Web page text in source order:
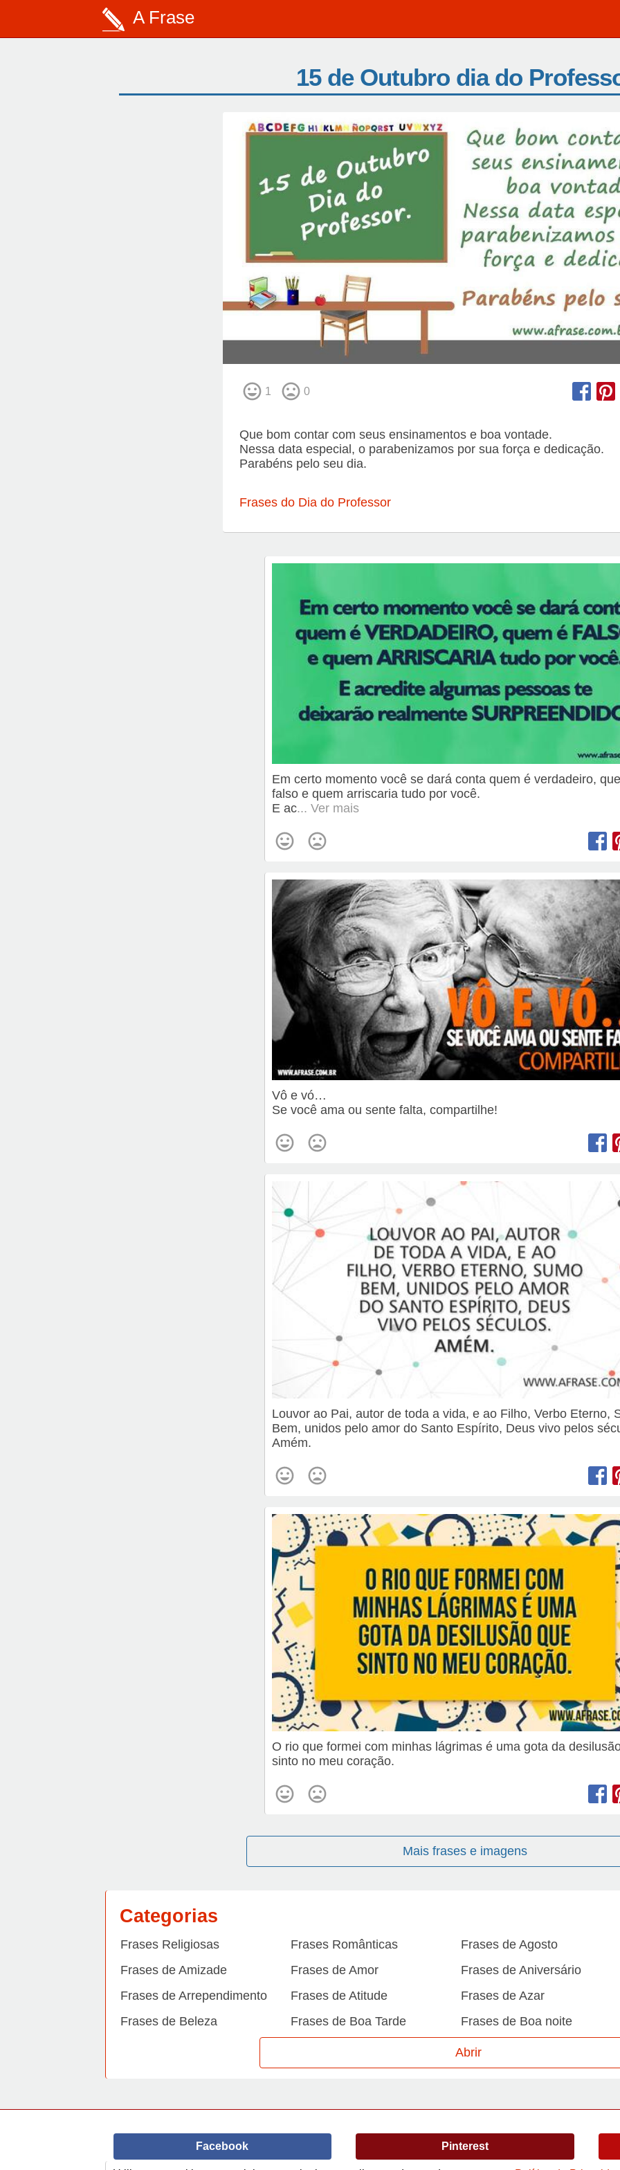
A Frase
15 de Outubro dia do
1 0
Que bom contar com seus ensinamentos e boa vontade.
Nessa data especial, o parabenizamos por sua força e dedicação.
Parabéns pelo seu dia.
Frases do Dia do Professor
Em certo momento você se dará conta quem é verdadeiro,
falso e quem arriscaria tudo por você.
E ac... Ver mais
Vô e vó…
Se você ama ou sente falta, compartilhe!
Louvor ao Pai, autor de toda a vida, e ao Filho, Verbo Eterno,
Bem, unidos pelo amor do Santo Espírito, Deus vivo pelos
Amém.
O rio que formei com minhas lágrimas é uma gota da
sinto no meu coração.
Mais frases e imagens
Categorias
Frases Religiosas Frases Românticas
Frases de Agosto
Frases de Amizade
Frases de Amor
Frases de Aniversário
Frases de Arrependimento
Frases de Atitude
Frases de Azar
Frases de Beleza
Frases de Boa Tarde
Frases de Boa noite
Frases de Caráter
Frases de Desculpa
Frases de Dezembro
Frases de Horário de verão
Frases de Humor
Abrir
Facebook Pinterest